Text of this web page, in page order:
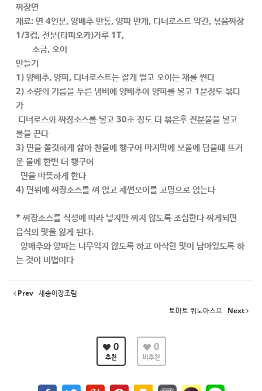
짜장면
재료: 면 4인분, 양배추 반통, 양파 반개, 디너로스트 약간, 볶음짜장
1/3컵, 전분(타피오카)가루 1T,
소금, 오이
만들기
1) 양배추, 양파, 디너로스트는 잘게 썰고 오이는 채를 썬다
2) 소량의 기름을 두른 냄비에 양배추아 양파를 넣고 1분정도 볶다
가
디너로스와 짜장소스를 넣고 30초 정도 더 볶은후 전분물을 넣고
불을 끈다
3) 면을 쫄깃하게 삶아 찬물에 행구어 마지막에 보올에 담을때 뜨거
운 물에 한번 더 행구어
면을 따뜻하게 한다
4) 면위에 짜장소스를 껴 얹고 채썬오이를 고명으로 얹는다
* 짜장소스를 식성에 따라 넣지만 짜지 않도록 조심한다 짜게되면
음식의 맛을 잃게 된다.
양배추와 양파는 너무익지 않도록 하고 아삭한 맛이 남아있도록 하
는 것이 비법이다
Prev 새송이장조림
토마토 퀴노아스프 Next
0
추천
0
비추천